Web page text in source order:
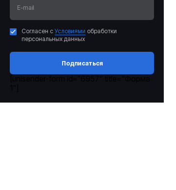
E-mail
Согласен с Условиями обработки
персональных данных
Подписаться